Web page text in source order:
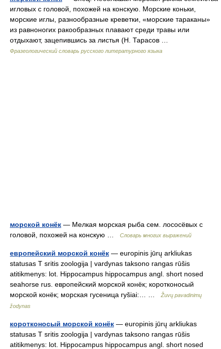
игловых с головой, похожей на конскую. Морские коньки,
морские иглы, разнообразные креветки, «морские тараканы»
из равноногих ракообразных плавают среди травы или
отдыхают, зацепившись за листья (Н. Тарасов …
Фразеологический словарь русского литературного языка
морской конёк — Мелкая морская рыба сем. лососёвых с
головой, похожей на конскую …
Словарь многих выражений
европейский морской конёк — europinis jūrų arkliukas
statusas T sritis zoologija | vardynas taksono rangas rūšis
atitikmenys: lot. Hippocampus hippocampus angl. short nosed
seahorse rus. европейский морской конёк; коротконосый
морской конёк; морская гусеница ryšiai:… …
Žuvų pavadinimų
žodynas
коротконосый морской конёк — europinis jūrų arkliukas
statusas T sritis zoologija | vardynas taksono rangas rūšis
atitikmenys: lot. Hippocampus hippocampus angl. short nosed